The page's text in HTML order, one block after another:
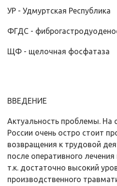
УР - Удмуртская Республика
ФГДС -
ЩФ - щелочная фосфатаза
ВВЕДЕНИЕ
Актуальность проблемы. На
России очень остро стоит
возвращения к трудовой
после оперативного
т.к. достаточно высокий
производственного